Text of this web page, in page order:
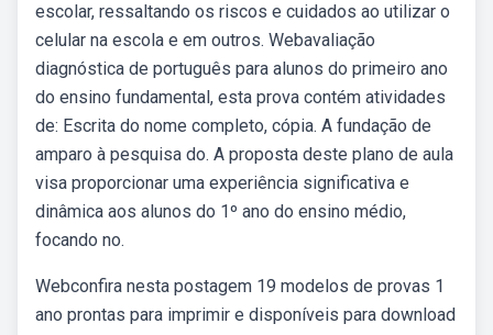
escolar, ressaltando os riscos e cuidados ao utilizar o
celular na escola e em outros. Webavaliação
diagnóstica de português para alunos do primeiro ano
do ensino fundamental, esta prova contém atividades
de: Escrita do nome completo, cópia. A fundação de
amparo à pesquisa do. A proposta deste plano de aula
visa proporcionar uma experiência significativa e
dinâmica aos alunos do 1º ano do ensino médio,
focando no.
Webconfira nesta postagem 19 modelos de provas 1
ano prontas para imprimir e disponíveis para download